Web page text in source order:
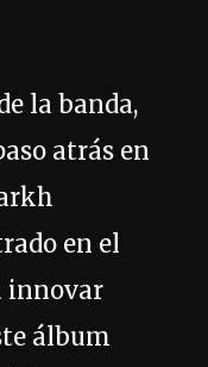
la banda,
atrás en
en el
innovar
álbum